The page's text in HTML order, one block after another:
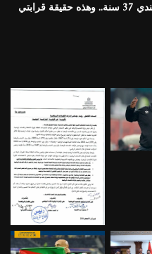
مريم سعيد صالح: دخلت الفن وأنا عندي 37 سنة.. وهذه حقيقة قرابتي